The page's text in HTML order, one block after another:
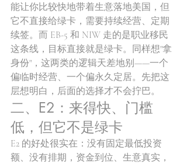
能让你比较快地带着生意落地美国，但
它不直接给绿卡，需要持续经营、定期
续签。而 EB-5 和 NIW 走的是职业移民
这条线，目标直接就是绿卡。同样想"拿
身份"，这两类的逻辑天差地别——一个
偏临时经营、一个偏永久定居。先把这
层想明白，后面的选择才不会拧巴。
二、E2：来得快、门槛
低，但它不是绿卡
E2 的好处很实在：没有固定最低投资
额、没有排期，资金到位、生意真实，